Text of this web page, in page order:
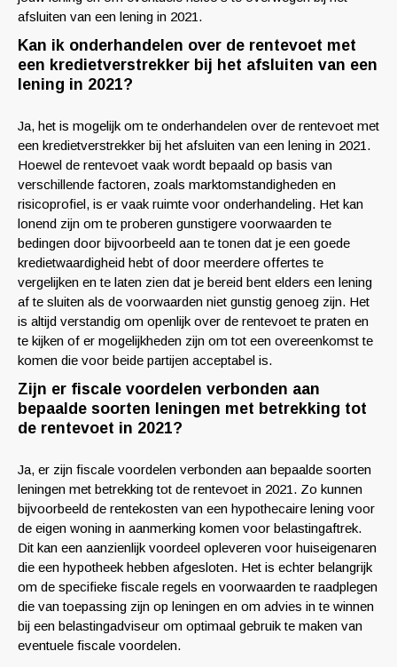
afsluiten van een lening in 2021.
Kan ik onderhandelen over de rentevoet met
een kredietverstrekker bij het afsluiten van een
lening in 2021?
Ja, het is mogelijk om te onderhandelen over de rentevoet met
een kredietverstrekker bij het afsluiten van een lening in 2021.
Hoewel de rentevoet vaak wordt bepaald op basis van
verschillende factoren, zoals marktomstandigheden en
risicoprofiel, is er vaak ruimte voor onderhandeling. Het kan
lonend zijn om te proberen gunstigere voorwaarden te
bedingen door bijvoorbeeld aan te tonen dat je een goede
kredietwaardigheid hebt of door meerdere offertes te
vergelijken en te laten zien dat je bereid bent elders een lening
af te sluiten als de voorwaarden niet gunstig genoeg zijn. Het
is altijd verstandig om openlijk over de rentevoet te praten en
te kijken of er mogelijkheden zijn om tot een overeenkomst te
komen die voor beide partijen acceptabel is.
Zijn er fiscale voordelen verbonden aan
bepaalde soorten leningen met betrekking tot
de rentevoet in 2021?
Ja, er zijn fiscale voordelen verbonden aan bepaalde soorten
leningen met betrekking tot de rentevoet in 2021. Zo kunnen
bijvoorbeeld de rentekosten van een hypothecaire lening voor
de eigen woning in aanmerking komen voor belastingaftrek.
Dit kan een aanzienlijk voordeel opleveren voor huiseigenaren
die een hypotheek hebben afgesloten. Het is echter belangrijk
om de specifieke fiscale regels en voorwaarden te raadplegen
die van toepassing zijn op leningen en om advies in te winnen
bij een belastingadviseur om optimaal gebruik te maken van
eventuele fiscale voordelen.